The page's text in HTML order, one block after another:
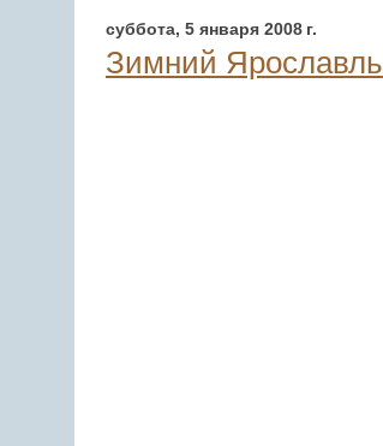
суббота, 5 января 2008 г.
Зимний Ярославль